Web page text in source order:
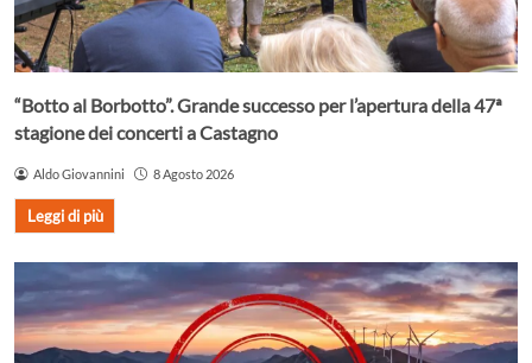
“Botto al Borbotto”. Grande successo per l’apertura della 47ª
stagione dei concerti a Castagno
Aldo Giovannini 8 Agosto 2026
Leggi di più